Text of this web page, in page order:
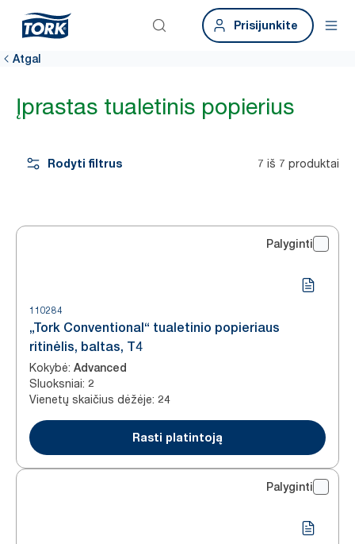
Prisijunkite
Atgal
Įprastas tualetinis popierius
Rodyti filtrus 7 iš 7 produktai
Palyginti
110284
„Tork Conventional“ tualetinio popieriaus
ritinėlis, baltas, T4
Kokybė: Advanced
Sluoksniai: 2
Vienetų skaičius dėžėje: 24
Rasti platintoją
Palyginti